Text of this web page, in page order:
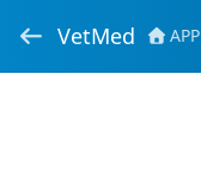
VetMed APP